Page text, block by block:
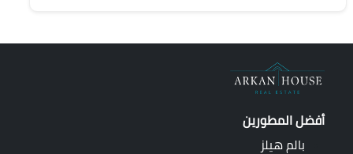
أفضل المطورين
بالم هيلز